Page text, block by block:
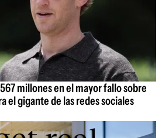
millones en el mayor fallo sobre
el gigante de las redes sociales